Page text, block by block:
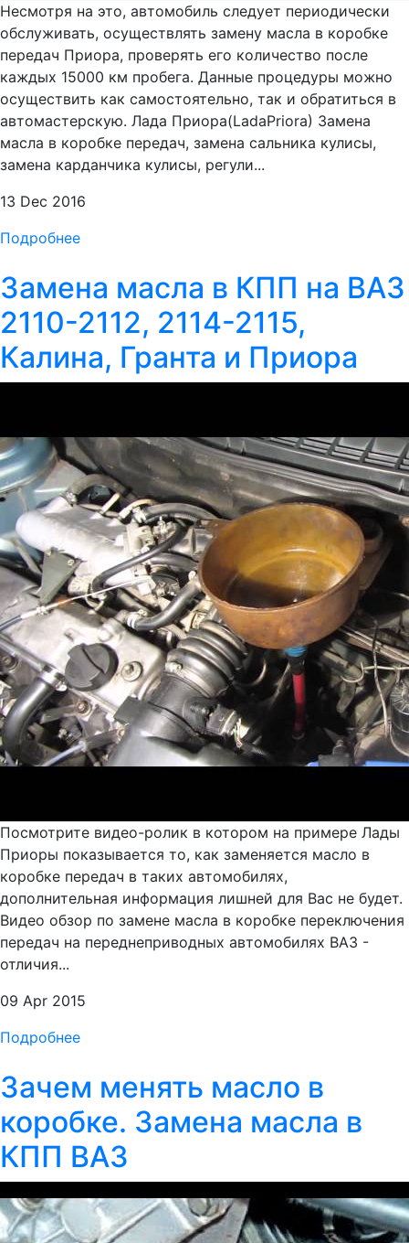
Несмотря на это, автомобиль следует периодически
обслуживать, осуществлять замену масла в коробке
передач Приора, проверять его количество после
каждых 15000 км пробега. Данные процедуры можно
осуществить как самостоятельно, так и обратиться в
автомастерскую. Лада Приора(LadaPriora) Замена
масла в коробке передач, замена сальника кулисы,
замена карданчика кулисы, регули...
13 Dec 2016
Подробнее
Замена масла в КПП на ВАЗ
2110-2112, 2114-2115,
Калина, Гранта и Приора
Посмотрите видео-ролик в котором на примере Лады
Приоры показывается то, как заменяется масло в
коробке передач в таких автомобилях,
дополнительная информация лишней для Вас не будет.
Видео обзор по замене масла в коробке переключения
передач на переднеприводных автомобилях ВАЗ -
отличия...
09 Apr 2015
Подробнее
Зачем менять масло в
коробке. Замена масла в
КПП ВАЗ